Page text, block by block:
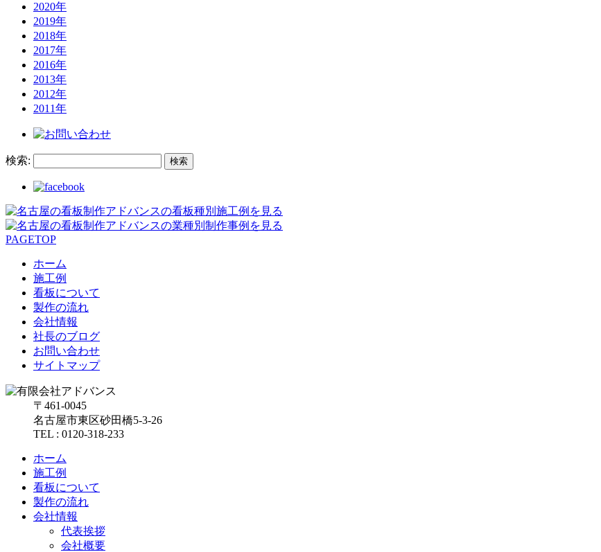
2020年
2019年
2018年
2017年
2016年
2013年
2012年
2011年
検索:
PAGETOP
ホーム
施工例
看板について
製作の流れ
会社情報
社長のブログ
お問い合わせ
サイトマップ
〒461-0045
名古屋市東区砂田橋5-3-26
TEL : 0120-318-233
ホーム
施工例
看板について
製作の流れ
会社情報
代表挨拶
会社概要